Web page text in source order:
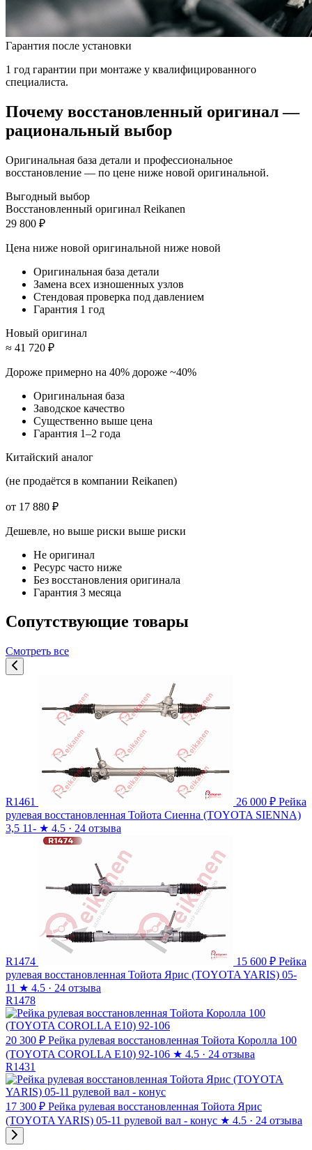
Гарантия после установки
1 год гарантии при монтаже у квалифицированного
специалиста.
Почему восстановленный оригинал —
рациональный выбор
Оригинальная база детали и профессиональное
восстановление — по цене ниже новой оригинальной.
Выгодный выбор
Восстановленный оригинал Reikanen
29 800 ₽
Цена ниже новой оригинальной ниже новой
Оригинальная база детали
Замена всех изношенных узлов
Стендовая проверка под давлением
Гарантия 1 год
Новый оригинал
≈ 41 720 ₽
Дороже примерно на 40% дороже ~40%
Оригинальная база
Заводское качество
Существенно выше цена
Гарантия 1–2 года
Китайский аналог
(не продаётся в компании Reikanen)
от 17 880 ₽
Дешевле, но выше риски выше риски
Не оригинал
Ресурс часто ниже
Без восстановления оригинала
Гарантия 3 месяца
Сопутствующие товары
Смотреть все
R1461 26 000 ₽ Рейка
рулевая восстановленная Тойота Сиенна (TOYOTA SIENNA)
3,5 11- ★ 4.5 · 24 отзыва
R1474 15 600 ₽ Рейка
рулевая восстановленная Тойота Ярис (TOYOTA YARIS) 05-
11 ★ 4.5 · 24 отзыва
R1478
20 300 ₽ Рейка рулевая восстановленная Тойота Королла 100
(TOYOTA COROLLA E10) 92-106 ★ 4.5 · 24 отзыва
R1431
17 300 ₽ Рейка рулевая восстановленная Тойота Ярис
(TOYOTA YARIS) 05-11 рулевой вал - конус ★ 4.5 · 24 отзыва